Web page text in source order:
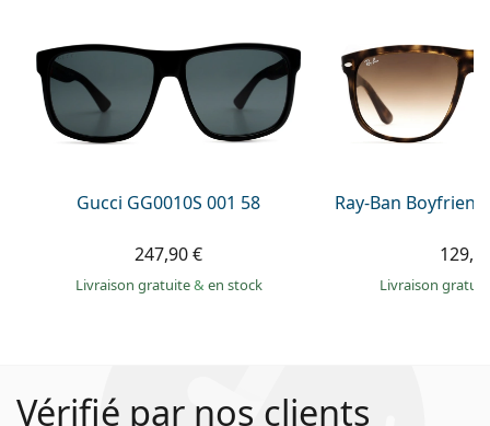
Gucci GG0010S 001 58
247,90 €
Livraison gratuite& en stock
Ray-Ban
Livraison
Vérifié par nos clients